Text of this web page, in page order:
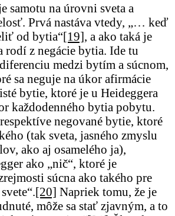
samotu na úrovni sveta a
Prvá nastáva vtedy, „… keď
od bytia“[19], a ako taká je
rodí z negácie bytia. Ide tu
medzi bytím a súcnom,
sa neguje na úkor afirmácie
bytie, ktoré je u Heideggera
každodenného bytia pobytu.
negované bytie, ktoré
(tak sveta, jasného zmyslu
ako aj osamelého ja),
ako „nič“, ktoré je
súcna ako takého pre
[20] Napriek tomu, že je
môže sa stať zjavným, a to